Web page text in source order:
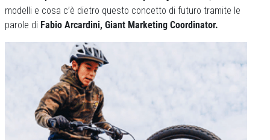
modelli e cosa c’è dietro questo concetto di futuro tramite le
parole di Fabio Arcardini, Giant Marketing Coordinator.